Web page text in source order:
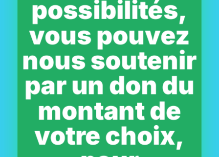
possibilités,
vous pouvez
nous soutenir
par un don du
montant de
votre choix,